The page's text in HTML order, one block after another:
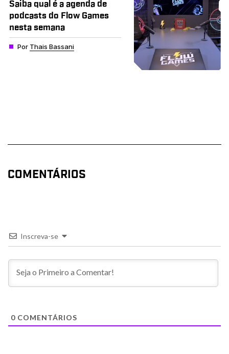
Saiba qual é a agenda de
podcasts do Flow Games
nesta semana
Por Thais Bassani
COMENTÁRIOS
Inscreva-se
0 COMENTÁRIOS